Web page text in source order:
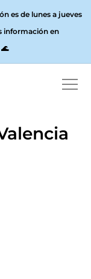
es de lunes a jueves
información en
🌊